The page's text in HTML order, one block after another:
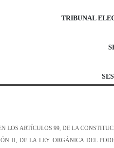
TRIBUNAL
LOS ARTÍCULOS 99, DE LA
II, DE LA LEY ORGÁNICA DEL